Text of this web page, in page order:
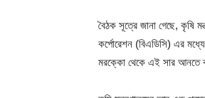
বৈঠক সূত্রে জানা গেছে, কৃষি
কর্পোরেশন (বিএডিসি) এর
মরক্কো থেকে এই সার আনতে